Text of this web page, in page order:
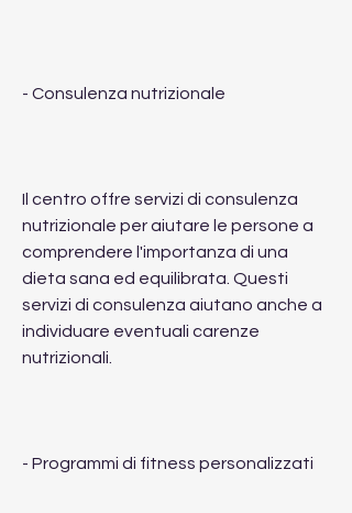
- Consulenza nutrizionale
Il centro offre servizi di consulenza
nutrizionale per aiutare le persone a
comprendere l'importanza di una
dieta sana ed equilibrata. Questi
servizi di consulenza aiutano anche a
individuare eventuali carenze
nutrizionali.
- Programmi di fitness personalizzati